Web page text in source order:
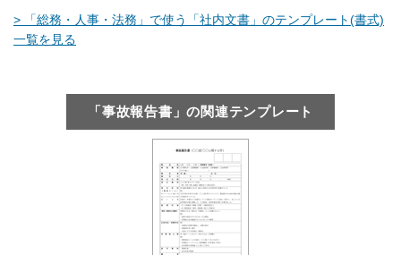
> 「総務・人事・法務」で使う「社内文書」のテンプレート(書式)
一覧を見る
「事故報告書」の関連テンプレート